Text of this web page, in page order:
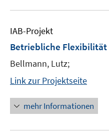
IAB-Projekt
Betriebliche Flexibilität
Bellmann, Lutz;
Link zur Projektseite
mehr Informationen